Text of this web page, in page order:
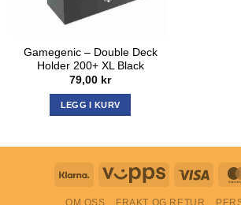
Gamegenic – Double Deck
Holder 200+ XL Black
79,00 kr
LEGG I KURV
Klarna Vipps Visa
OM OSS FRAKT OG RETUR